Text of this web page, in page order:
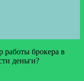
работы брокера в
деньги?